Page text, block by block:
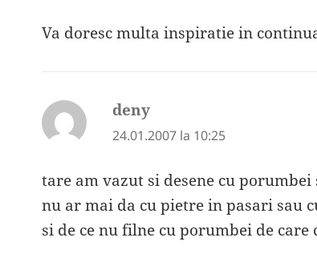
Va doresc multa inspiratie in
deny
24.01.2007 la 10:25
tare am vazut si desene cu
nu ar mai da cu pietre in pasari sau
si de ce nu filne cu porumbei de